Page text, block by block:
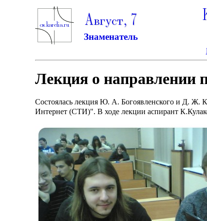
Август, 7
Знаменатель
Лекция о направлении
Cостоялась лекция Ю. А. Богоявленского и Д. Ж.
Интернет (СТИ)". В ходе лекции аспирант